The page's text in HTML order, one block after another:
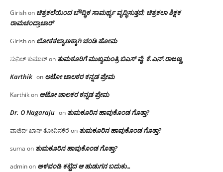
Girishon ಚಿತ್ರಕಲೆಯಿಂದ ಬೌದ್ಧಿಕ ಸಾಮರ್ಥ್ಯ ವೃದ್ಧಿಸುತ್ತದೆ; ಚಿತ್ರಕಲಾ ಶಿಕ್ಷಕ
ರಾಮಚಂದ್ರಾಚಾರ್
Girishon ಲೋಕಕಲ್ಯಾಣಕ್ಕಾಗಿ ಚಂಡಿ ಹೋಮ
ಸುನಿಲ್ ಕುಮಾರ್on ತುಮಕೂರಿಗೆ ಮುಖ್ಯಮಂತ್ರಿ ಬಿಎಸ್ ವೈ: ಕೆ.ಎನ್.ರಾಜಣ್ಣ
Karthik on ಆಟೋ ಚಾಲಕರ ಕನ್ನಡ ಪ್ರೇಮ
Karthikon ಆಟೋ ಚಾಲಕರ ಕನ್ನಡ ಪ್ರೇಮ
Dr. O Nagaraju on ತುಮಕೂರಿನ ಹಾವುಕೊಂಡ ಗೊತ್ತಾ?
ವಾಜಿದ್ ಖಾನ್ ತೋವಿನಕೆರೆ on ತುಮಕೂರಿನ ಹಾವುಕೊಂಡ ಗೊತ್ತಾ?
suma on ತುಮಕೂರಿನ ಹಾವುಕೊಂಡ ಗೊತ್ತಾ?
adminon ಅಳವಂಡಿ ಕಟ್ಟಿದ ಆ ಹುಡುಗನ ಬದುಕು…